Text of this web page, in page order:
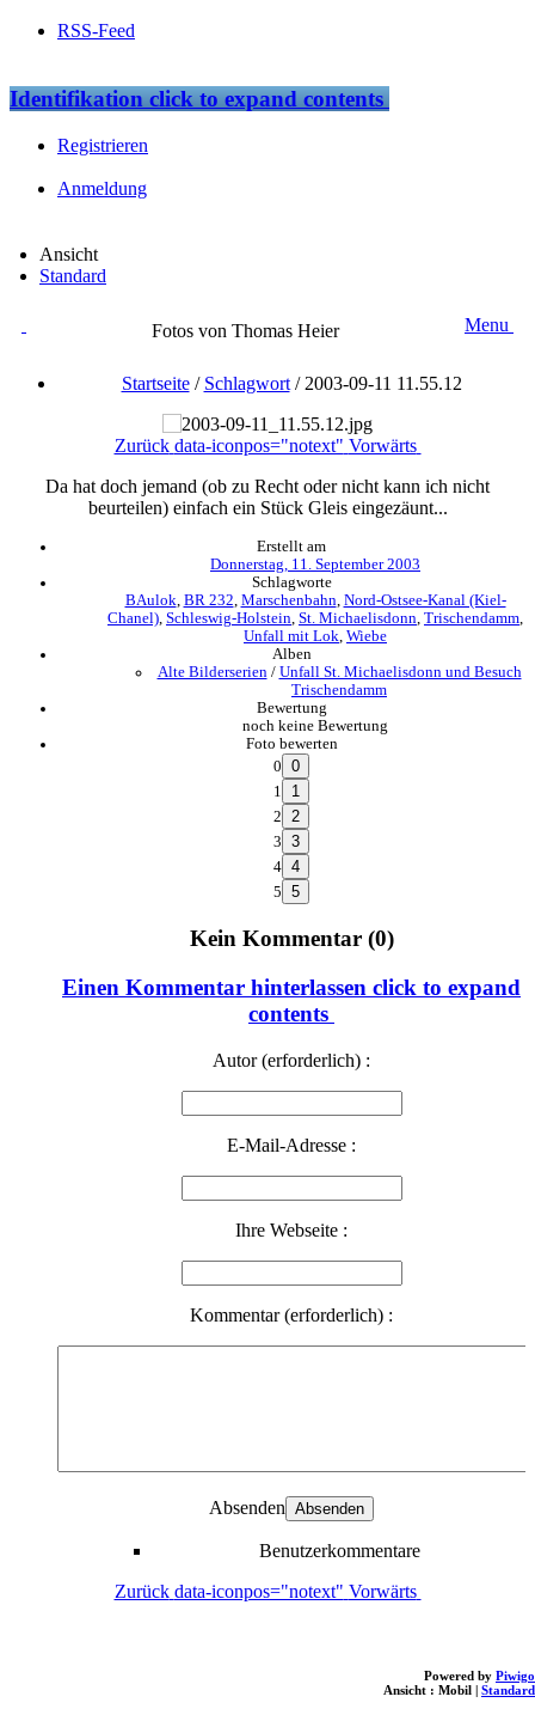
RSS-Feed
Identifikationclick to expand contents
Registrieren
Anmeldung
Ansicht
Standard
Fotos von Thomas Heier Menu
Startseite/ Schlagwort / 2003-09-11 11.55.12
Zurück data-iconpos="notext" Vorwärts
Da hat doch jemand (ob zu Recht oder nicht kann ich nicht
beurteilen) einfach ein Stück Gleis eingezäunt...
Erstellt am
Donnerstag, 11. September 2003
Schlagworte
BAulok BR 232 Marschenbahn Nord-Ostsee-Kanal (Kiel-
Chanel) Schleswig-Holstein St. Michaelisdonn Trischendamm
Unfall mit Lok Wiebe
Alben
Alte Bilderserien / Unfall St. Michaelisdonn und Besuch
Trischendamm
Bewertung
noch keine Bewertung
Foto bewerten
0
1
2
3
4
5
Kein Kommentar (0)
Einen Kommentar hinterlassen click to expand
contents
Autor (erforderlich) :
E-Mail-Adresse :
Ihre Webseite :
Kommentar (erforderlich) :
Absenden
Benutzerkommentare
Zurück data-iconpos="notext" Vorwärts
Powered by Piwigo
Ansicht : Mobil | Standard